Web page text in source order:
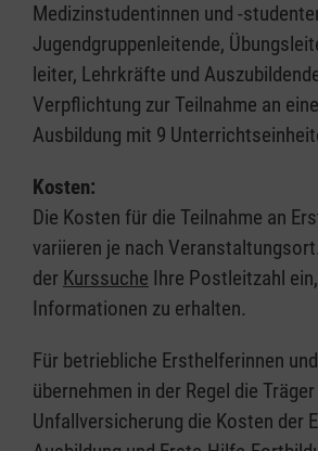
Medizinstudentinnen und -
Jugendgruppenleitende,
leiter, Lehrkräfte und
Verpflichtung zur Teilnahme an
Ausbildung mit 9
Kosten:
Die Kosten für die Teilnahme an
variieren je nach
der Kurssuche Ihre Postleitzahl
Informationen zu erhalten.
Für betriebliche Ersthelferinnen
übernehmen in der Regel die
Unfallversicherung die Kosten der